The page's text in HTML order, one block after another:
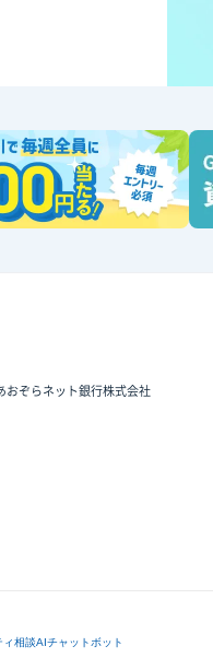
おぞらネット銀行株式会社
ィ相談AIチャットボット